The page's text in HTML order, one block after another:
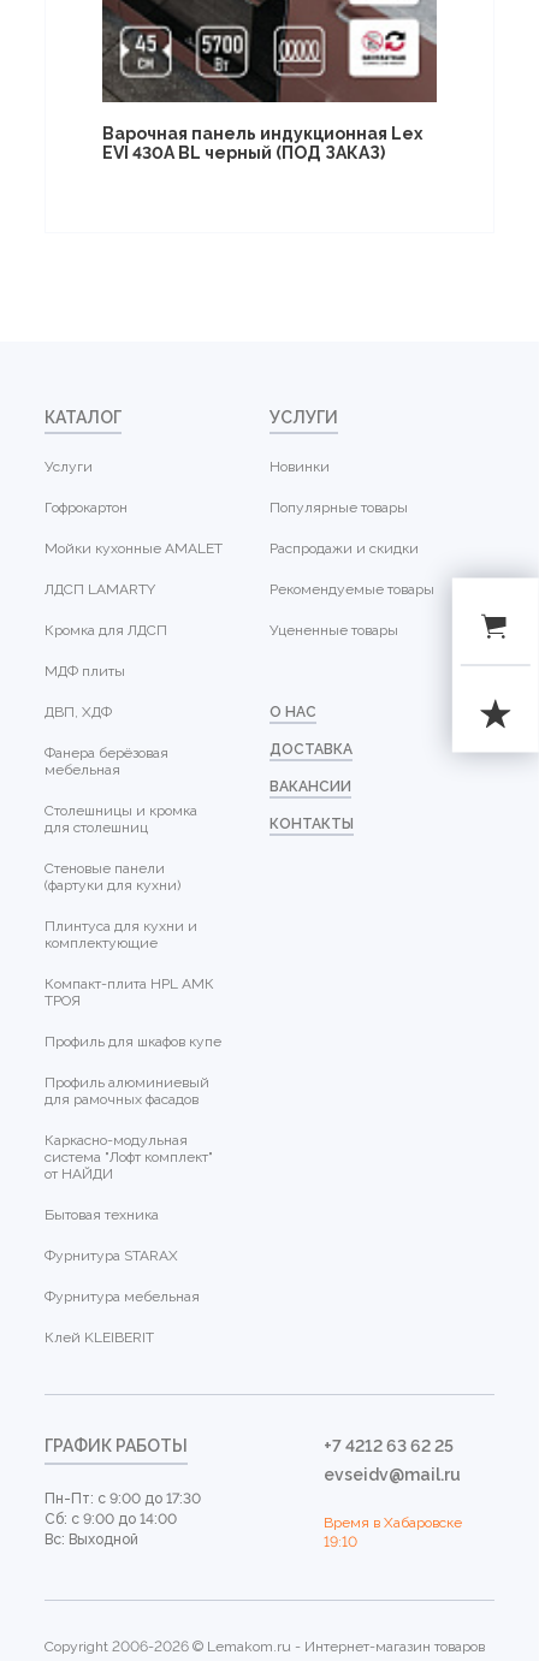
Варочная панель индукционная Lex
EVI 430A BL черный (ПОД ЗАКАЗ)
КАТАЛОГ
Услуги
Гофрокартон
Мойки кухонные AMALET
ЛДСП LAMARTY
Кромка для ЛДСП
МДФ плиты
ДВП, ХДФ
Фанера берёзовая
мебельная
Столешницы и кромка
для столешниц
Стеновые панели
(фартуки для кухни)
Плинтуса для кухни и
комплектующие
Компакт-плита HPL АМК
ТРОЯ
Профиль для шкафов купе
Профиль алюминиевый
для рамочных фасадов
Каркасно-модульная
система "Лофт комплект"
от НАЙДИ
Бытовая техника
Фурнитура STARAX
Фурнитура мебельная
Клей KLEIBERIT
УСЛУГИ
Новинки
Популярные товары
Распродажи и скидки
Рекомендуемые товары
Уцененные товары
О НАС
ДОСТАВКА
ВАКАНСИИ
КОНТАКТЫ
ГРАФИК РАБОТЫ
Пн-Пт: с 9:00 до 17:30
Сб: с 9:00 до 14:00
Вс: Выходной
+7 4212 63 62 25
evseidv@mail.ru
Время в Хабаровске
19:10
Copyright 2006-2026 © Lemakom.ru - Интернет-магазин товаров